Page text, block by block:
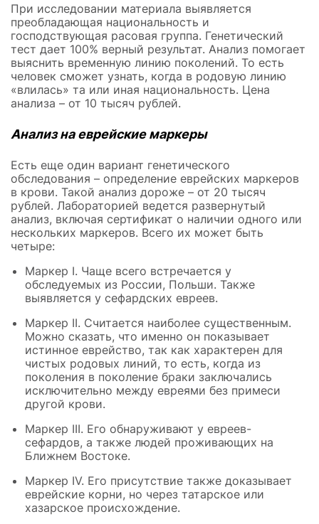
При исследовании материала выявляется
преобладающая национальность и
господствующая расовая группа. Генетический
тест дает 100% верный результат. Анализ помогает
выяснить временную линию поколений. То есть
человек сможет узнать, когда в родовую линию
«влилась» та или иная национальность. Цена
анализа – от 10 тысяч рублей.
Анализ на еврейские маркеры
Есть еще один вариант генетического
обследования – определение еврейских маркеров
в крови. Такой анализ дороже – от 20 тысяч
рублей. Лабораторией ведется развернутый
анализ, включая сертификат о наличии одного или
нескольких маркеров. Всего их может быть
четыре:
Маркер I. Чаще всего встречается у
обследуемых из России, Польши. Также
выявляется у сефардских евреев.
Маркер II. Считается наиболее существенным.
Можно сказать, что именно он показывает
истинное еврейство, так как характерен для
чистых родовых линий, то есть, когда из
поколения в поколение браки заключались
исключительно между евреями без примеси
другой крови.
Маркер III. Его обнаруживают у евреев-
сефардов, а также людей проживающих на
Ближнем Востоке.
Маркер IV. Его присутствие также доказывает
еврейские корни, но через татарское или
хазарское происхождение.